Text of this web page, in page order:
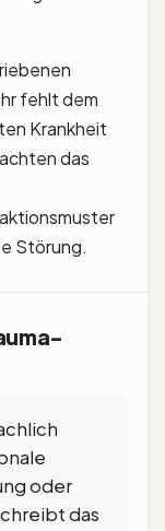
fehlt dem
Krankheit
das
Störung.
oder
das